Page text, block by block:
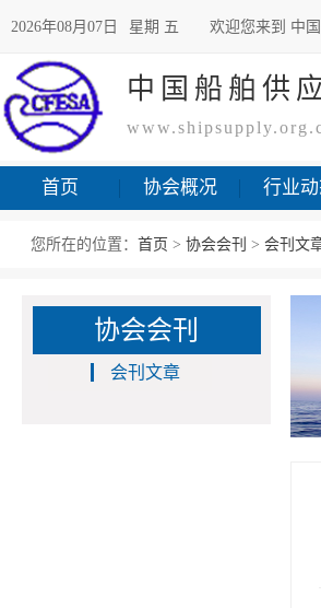
2026年08月07日 星期 五 欢迎您来到 中
中国船舶供
首页 协会概况 行业
您所在的位置： 首页 > 协会会刊 > 会刊文
协会会刊
会刊文章